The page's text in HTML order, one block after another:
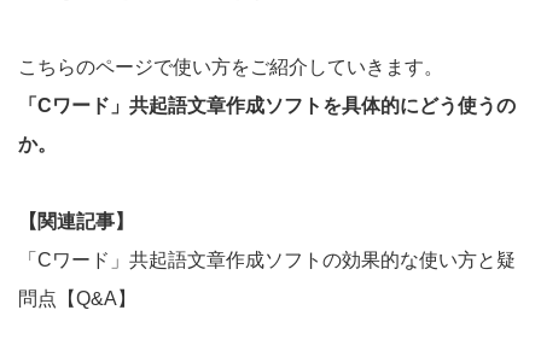
こちらのページで使い方をご紹介していきます。
「Cワード」共起語文章作成ソフトを具体的にどう使うの
か。
【関連記事】
「Cワード」共起語文章作成ソフトの効果的な使い方と疑
問点【Q&A】